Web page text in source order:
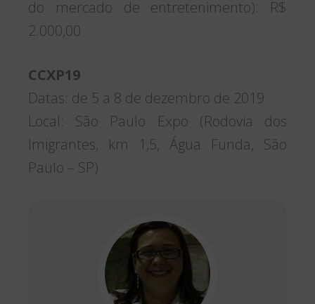
do mercado de entretenimento): R$
2.000,00
CCXP19
Datas: de 5 a 8 de dezembro de 2019
Local: São Paulo Expo (Rodovia dos
Imigrantes, km 1,5, Água Funda, São
Paulo – SP)